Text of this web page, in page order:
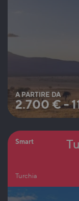
A PARTIRE DA
2.700 €-
Smart
Turchia